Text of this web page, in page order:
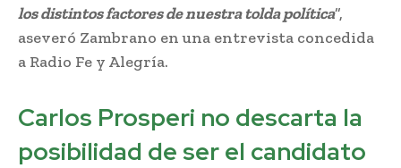
los distintos factores de nuestra tolda política”,
aseveró Zambrano en una entrevista concedida
a Radio Fe y Alegría.
Carlos Prosperi no descarta la
posibilidad de ser el candidato